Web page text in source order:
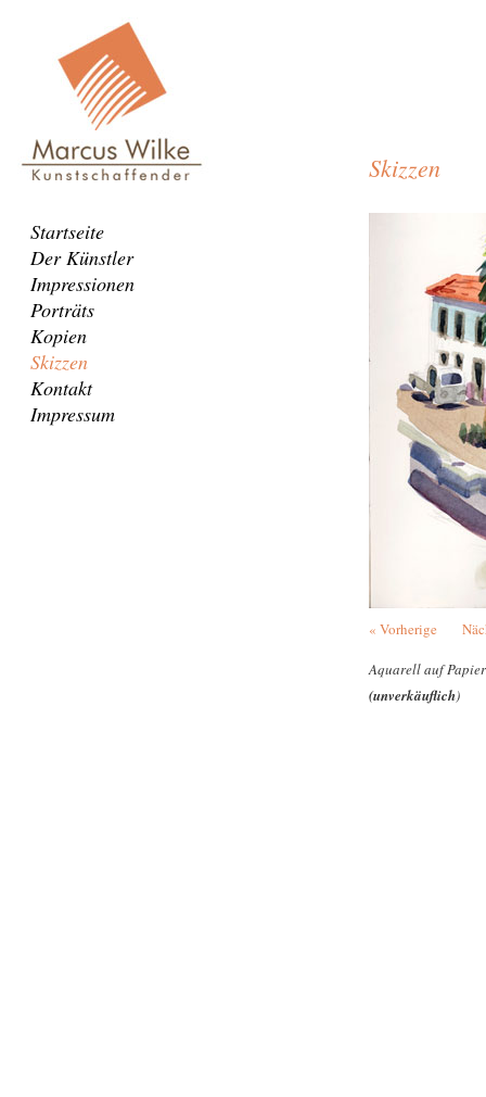
Navigation
überspringen
Startseite
Der Künstler
Impressionen
Porträts
Kopien
Skizzen
Kontakt
Impressum
Skizzen
Madeira
« Vorherige
Aquarell auf
(unverkäuflich)